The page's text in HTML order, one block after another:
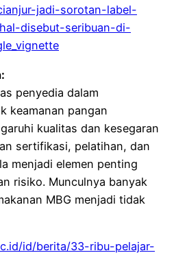
jadi-sorotan-label-
disebut-seribuan-di-
penyedia dalam
keamanan pangan
kualitas dan kesegaran
sertifikasi, pelatihan, dan
menjadi elemen penting
risiko. Munculnya banyak
MBG menjadi tidak
id/berita/33-ribu-pelajar-